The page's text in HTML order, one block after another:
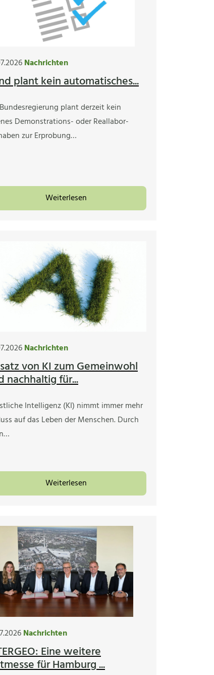
Nachrichten
plant kein automatisches...
plant derzeit kein
Demonstrations- oder Reallabor-
zur Erprobung…
Weiterlesen
Nachrichten
von KI zum Gemeinwohl
nachhaltig für...
Intelligenz (KI) nimmt immer mehr
auf das Leben der Menschen. Durch
Weiterlesen
Nachrichten
Eine weitere
für Hamburg ...